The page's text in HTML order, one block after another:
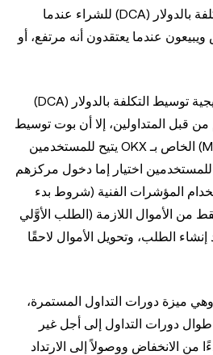
المتداولون نهج توسيط التكلفة بالدولار (DCA) للشراء عندما
عندما يعتقدون أنه مرتفع، أو
وعلى الرغم من أن استراتيجية توسيط التكلفة بالدولار (DCA)
قبل المتداولين، إلا أن بوت توسيط
التكلفة الفوري (Martingale) الخاص بـ OKX يتيح للمستخدمين
اختيار إما دخول مركزهم
المؤشرات الفنية (شروط بدء
من الأموال اللازمة (الطلب الأوَّلي
الطلب، وتحويل الأموال لاحقًا
ميزة دورات التداول المستمرة،
دورات التداول إلى أجل غير
من الانخفاض ووصولاً إلى الارتداد